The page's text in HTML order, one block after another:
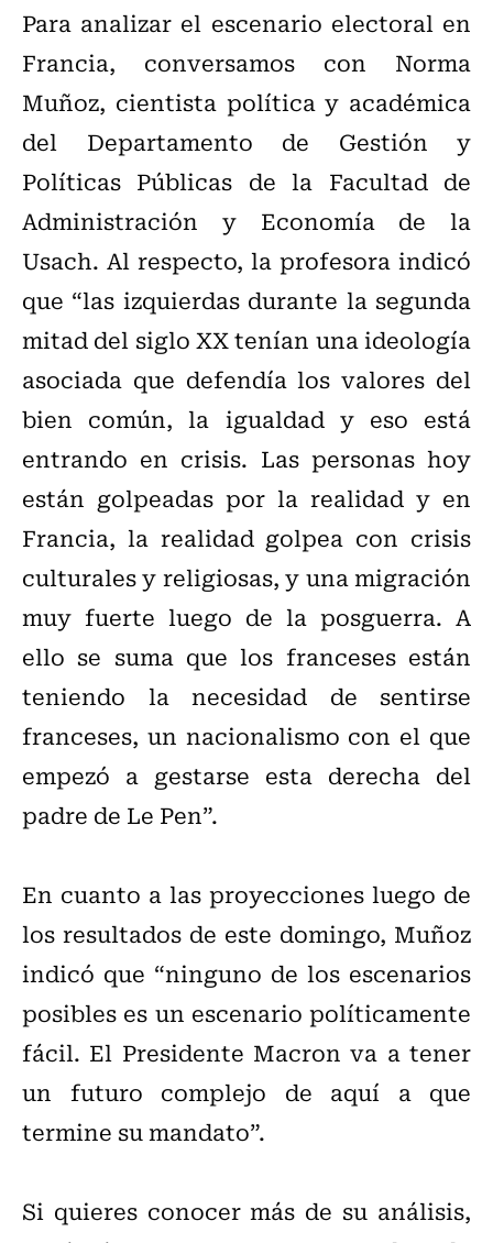
Para analizar el escenario electoral en
Francia, conversamos con Norma
Muñoz, cientista política y académica
del Departamento de Gestión y
Políticas Públicas de la Facultad de
Administración y Economía de la
Usach. Al respecto, la profesora indicó
que “las izquierdas durante la segunda
mitad del siglo XX tenían una ideología
asociada que defendía los valores del
bien común, la igualdad y eso está
entrando en crisis. Las personas hoy
están golpeadas por la realidad y en
Francia, la realidad golpea con crisis
culturales y religiosas, y una migración
muy fuerte luego de la posguerra. A
ello se suma que los franceses están
teniendo la necesidad de sentirse
franceses, un nacionalismo con el que
empezó a gestarse esta derecha del
padre de Le Pen”.
En cuanto a las proyecciones luego de
los resultados de este domingo, Muñoz
indicó que “ninguno de los escenarios
posibles es un escenario políticamente
fácil. El Presidente Macron va a tener
un futuro complejo de aquí a que
termine su mandato”.
Si quieres conocer más de su análisis,